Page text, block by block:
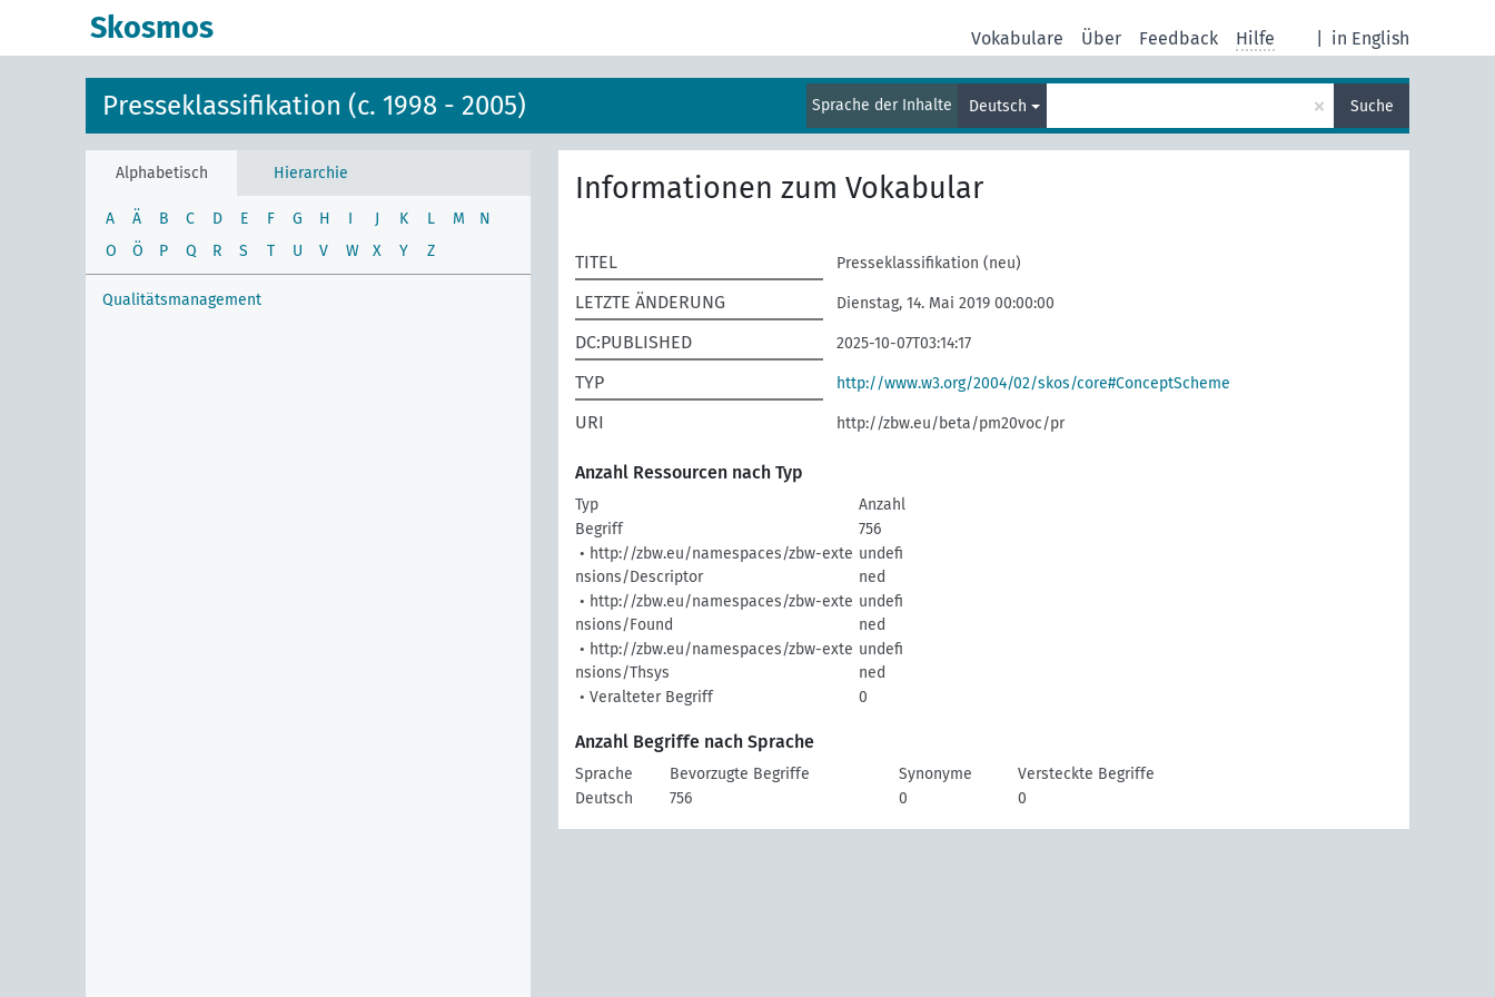
Skosmos in English
Vokabulare Über Feedback Hilfe
Presseklassifikation (c. 1998 - 2005) Sprache der Inhalte Deutsch × Suche
Alphabetisch Hierarchie
A Ä B C D E F G H I J K L M
N
O
Ö P Q R S T U V W X Y Z
Qualitätsmanagement
Informationen zum Vokabular
TITEL Presseklassifikation (neu)
LETZTE ÄNDERUNG Dienstag, 14. Mai 2019 00:00:00
DC:PUBLISHED 2025-10-07T03:14:17
TYP http://www.w3.org/2004/02/skos/core#ConceptScheme
URI http://zbw.eu/beta/pm20voc/pr
Anzahl Ressourcen nach Typ
Typ
Anzahl
Begriff
756
• http://zbw.eu/namespaces/zbw-exte
nsions/Descriptor
undefi
ned
• http://zbw.eu/namespaces/zbw-exte
nsions/Found
undefi
ned
• http://zbw.eu/namespaces/zbw-exte
nsions/Thsys
undefi
ned
• Veralteter Begriff
0
Anzahl Begriffe nach Sprache
Sprache Bevorzugte Begriffe Synonyme
Versteckte Begriffe
Deutsch
756 0 0